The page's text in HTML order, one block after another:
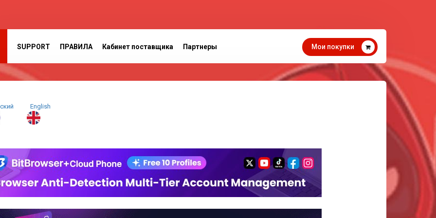
SUPPORT ПРАВИЛА Кабинет поставщика Партнеры Мои покупки
English